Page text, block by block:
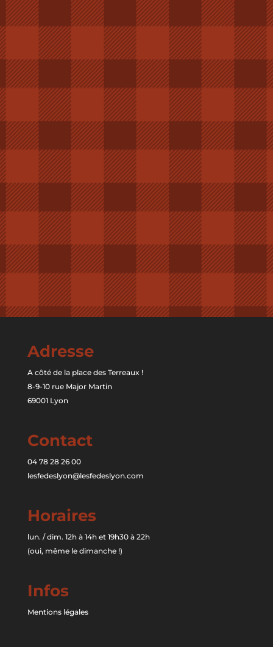
Adresse
A côté de la place des Terreaux !
8-9-10 rue Major Martin
69001 Lyon
Contact
04 78 28 26 00
lesfedeslyon@lesfedeslyon.com
Horaires
lun. / dim. 12h à 14h et 19h30 à 22h
(oui, même le dimanche !)
Infos
Mentions légales